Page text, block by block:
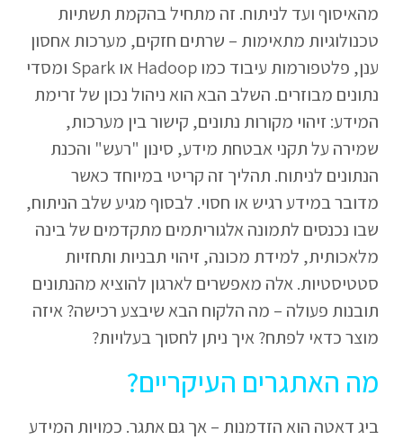
מהאיסוף ועד לניתוח. זה מתחיל בהקמת תשתיות
טכנולוגיות מתאימות – שרתים חזקים, מערכות אחסון
ענן, פלטפורמות עיבוד כמו Hadoop או Spark ומסדי
נתונים מבוזרים. השלב הבא הוא ניהול נכון של זרימת
המידע: זיהוי מקורות נתונים, קישור בין מערכות,
שמירה על תקני אבטחת מידע, סינון "רעש" והכנת
הנתונים לניתוח. תהליך זה קריטי במיוחד כאשר
מדובר במידע רגיש או חסוי. לבסוף מגיע שלב הניתוח,
שבו נכנסים לתמונה אלגוריתמים מתקדמים של בינה
מלאכותית, למידת מכונה, זיהוי תבניות ותחזיות
סטטיסטיות. אלה מאפשרים לארגון להוציא מהנתונים
תובנות פעולה – מה הלקוח הבא שיבצע רכישה? איזה
מוצר כדאי לפתח? איך ניתן לחסוך בעלויות?
מה האתגרים העיקריים?
ביג דאטה הוא הזדמנות – אך גם אתגר. כמויות המידע